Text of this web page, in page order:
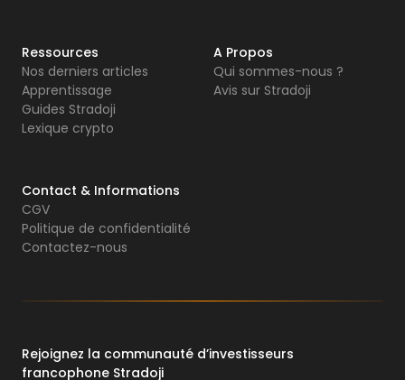
Ressources
Nos derniers articles
Apprentissage
Guides Stradoji
Lexique crypto
A Propos
Qui sommes-nous ?
Avis sur Stradoji
Contact & Informations
CGV
Politique de confidentialité
Contactez-nous
Rejoignez la communauté d’investisseurs
francophone Stradoji